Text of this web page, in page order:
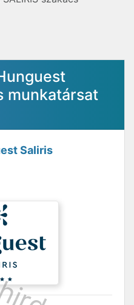
munkatársat
Saliris